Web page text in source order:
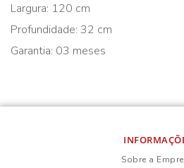
Largura: 120 cm
Profundidade: 32 cm
Garantia: 03 meses
Sobre a